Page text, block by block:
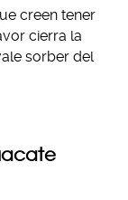
creen tener
cierra la
sorber del